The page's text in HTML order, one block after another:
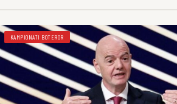
KAMPIONATI BOTEROR